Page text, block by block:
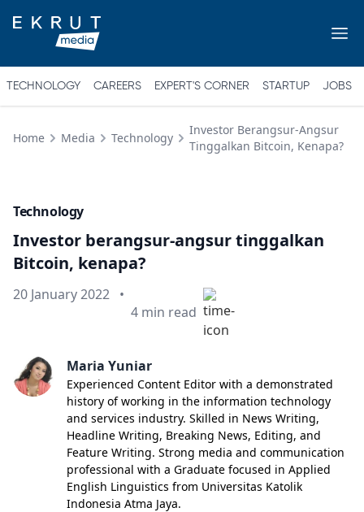
TECHNOLOGY CAREERS EXPERT'S CORNER STARTUP JOBS
Home Media Technology
Investor Berangsur-Angsur
Tinggalkan Bitcoin, Kenapa?
Technology
Investor berangsur-angsur tinggalkan
Bitcoin, kenapa?
Published on
20 January 2022 •
Min read
4 min read
Maria Yuniar
Experienced Content Editor with a demonstrated
history of working in the information technology
and services industry. Skilled in News Writing,
Headline Writing, Breaking News, Editing, and
Feature Writing. Strong media and communication
professional with a Graduate focused in Applied
English Linguistics from Universitas Katolik
Indonesia Atma Jaya.